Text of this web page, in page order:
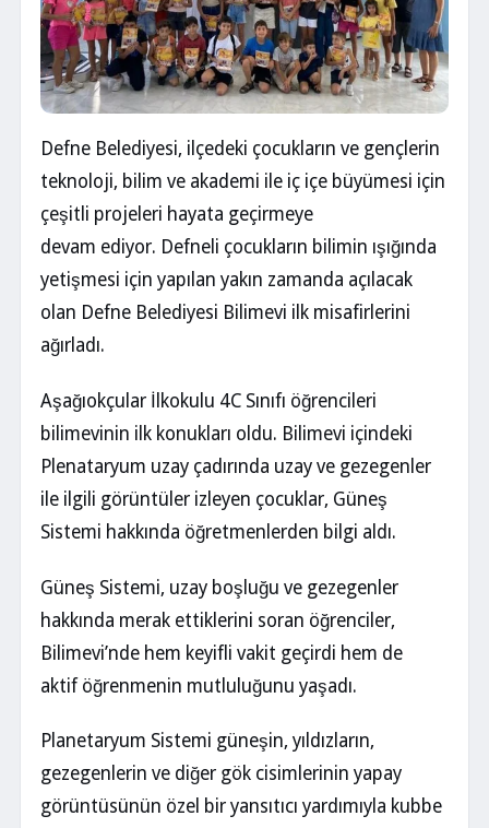
Defne Belediyesi, ilçedeki çocukların ve gençlerin
teknoloji, bilim ve akademi ile iç içe büyümesi için
çeşitli projeleri hayata geçirmeye
devam ediyor. Defneli çocukların bilimin ışığında
yetişmesi için yapılan yakın zamanda açılacak
olan Defne Belediyesi Bilimevi ilk misafirlerini
ağırladı.
Aşağıokçular İlkokulu 4C Sınıfı öğrencileri
bilimevinin ilk konukları oldu. Bilimevi içindeki
Plenataryum uzay çadırında uzay ve gezegenler
ile ilgili görüntüler izleyen çocuklar, Güneş
Sistemi hakkında öğretmenlerden bilgi aldı.
Güneş Sistemi, uzay boşluğu ve gezegenler
hakkında merak ettiklerini soran öğrenciler,
Bilimevi’nde hem keyifli vakit geçirdi hem de
aktif öğrenmenin mutluluğunu yaşadı.
Planetaryum Sistemi güneşin, yıldızların,
gezegenlerin ve diğer gök cisimlerinin yapay
görüntüsünün özel bir yansıtıcı yardımıyla kubbe